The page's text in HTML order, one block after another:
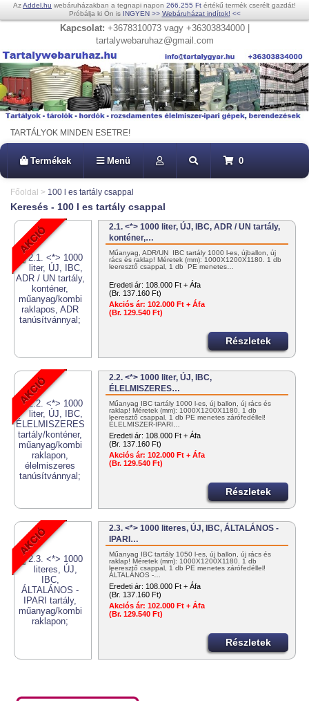
AzAddel.hu webáruházakban a tegnapi napon 266.255 Ft értékű termék cserélt gazdát!
Próbálja ki Ön is INGYEN >> Webáruházat indítok! <<
Kapcsolat: +3678310073 vagy +36303834000 |
tartalywebaruhaz@gmail.com
TARTÁLYOK MINDEN ESETRE!
Termékek Menü 0
Főoldal > 100 l es tartály csappal
Keresés - 100 l es tartály csappal
2.1. <*> 1000 liter, ÚJ, IBC, ADR / UN tartály,
konténer,…
Műanyag, ADR/UN IBC tartály 1000 l-es, újballon, új
rács és raklap! Méretek (mm): 1000X1200X1180. 1 db
leeresztő csappal, 1 db PE menetes…
Eredeti ár: 108.000 Ft + Áfa
(Br. 137.160 Ft)
Akciós ár: 102.000 Ft + Áfa
(Br. 129.540 Ft)
Részletek
2.2. <*> 1000 liter, ÚJ, IBC,
ÉLELMISZERES…
Műanyag IBC tartály 1000 l-es, új ballon, új rács és
raklap! Méretek (mm): 1000X1200X1180. 1 db
leeresztő csappal, 1 db PE menetes zárófedéllel!
ÉLELMISZER-IPARI…
Eredeti ár: 108.000 Ft + Áfa
(Br. 137.160 Ft)
Akciós ár: 102.000 Ft + Áfa
(Br. 129.540 Ft)
Részletek
2.3. <*> 1000 literes, ÚJ, IBC, ÁLTALÁNOS -
IPARI…
Műanyag IBC tartály 1050 l-es, új ballon, új rács és
raklap! Méretek (mm): 1000X1200X1180. 1 db
leeresztő csappal, 1 db PE menetes zárófedéllel!
ÁLTALÁNOS -…
Eredeti ár: 108.000 Ft + Áfa
(Br. 137.160 Ft)
Akciós ár: 102.000 Ft + Áfa
(Br. 129.540 Ft)
Részletek